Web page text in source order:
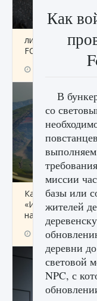
лицензии, лиги,
FC 25
Как исправить
«Идет
начать
9 августа 2024
Как
В
со
миссии
базы или
жителей
деревни
световой
NPC, с